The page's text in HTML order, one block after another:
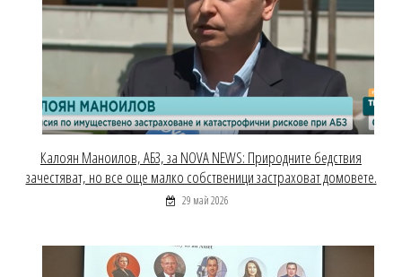
Калоян Маноилов, АБЗ, за NOVA NEWS: Природните бедствия
зачестяват, но все още малко собственици застраховат домовете.
29 май 2026